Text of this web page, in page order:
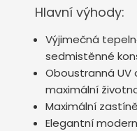
Hlavní výhody:
Výjimečná
sedmistěnné
Oboustranná UV
maximální
Maximální
Elegantní